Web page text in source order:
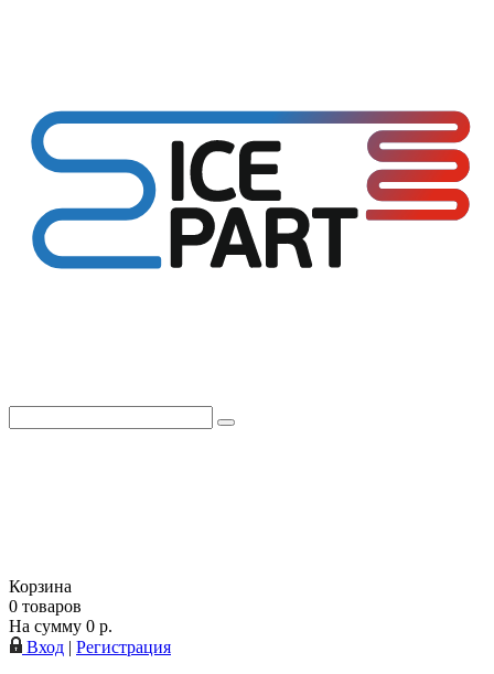
Корзина
0 товаров
На сумму 0 р.
Вход | Регистрация